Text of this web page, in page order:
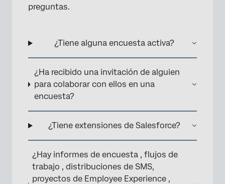
preguntas.
¿Tiene alguna encuesta activa?
¿Ha recibido una invitación de alguien
para colaborar con ellos en una
encuesta?
¿Tiene extensiones de Salesforce?
¿Hay informes de encuesta , flujos de
trabajo , distribuciones de SMS,
proyectos de Employee Experience ,